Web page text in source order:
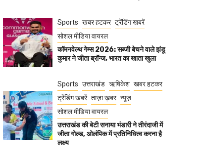
Sports खबर हटकर ट्रेंडिंग खबरें
सोशल मीडिया वायरल
कॉमनवेल्थ गेम्स 2026: सब्जी बेचने वाले झंडू
कुमार ने जीता ब्रॉन्ज, भारत का खाता खुला
Sports उत्तराखंड ऋषिकेश खबर हटकर
ट्रेंडिंग खबरें ताज़ा ख़बर न्यूज़
सोशल मीडिया वायरल
उत्तराखंड की बेटी सनाया भंडारी ने तीरंदाजी में
जीता गोल्ड, ओलंपिक में प्रतिनिधित्व करना है
लक्ष्य